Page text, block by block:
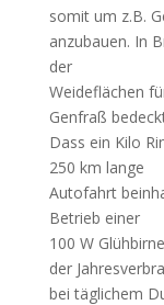
somit um z.B.
anzubauen. In
der
Weideflächen
Genfraß
Dass ein Kilo
250 km lange
Autofahrt
Betrieb einer
100 W
der
bei täglichem